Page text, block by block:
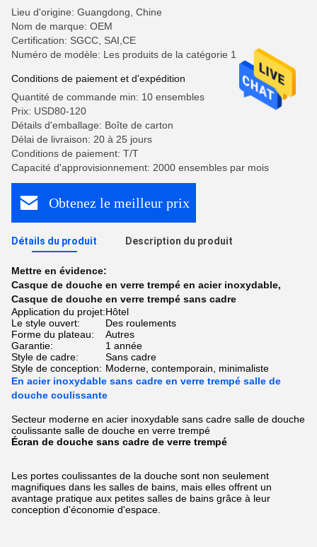
Lieu d'origine: Guangdong, Chine
Nom de marque: OEM
Certification: SGCC, SAI,CE
Numéro de modèle: Les produits de la catégorie 1
Conditions de paiement et d'expédition
Quantité de commande min: 10 ensembles
Prix: USD80-120
Détails d'emballage: Boîte de carton
Délai de livraison: 20 à 25 jours
Conditions de paiement: T/T
Capacité d'approvisionnement: 2000 ensembles par mois
Obtenez le meilleur prix
Détails du produit Description du produit
Mettre en évidence:
Casque de douche en verre trempé en acier inoxydable,
Casque de douche en verre trempé sans cadre
Application du projet:Hôtel
Le style ouvert:
Des roulements
Forme du plateau:
Autres
Garantie:
1 année
Style de cadre:
Sans cadre
Style de conception: Moderne, contemporain, minimaliste
En acier inoxydable sans cadre en verre trempé salle de
douche coulissante
Secteur moderne en acier inoxydable sans cadre salle de douche
coulissante salle de douche en verre trempé
Écran de douche sans cadre de verre trempé
Les portes coulissantes de la douche sont non seulement
magnifiques dans les salles de bains, mais elles offrent un
avantage pratique aux petites salles de bains grâce à leur
conception d'économie d'espace.